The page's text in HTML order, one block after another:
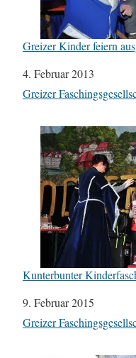
Greizer Kinder feiern
Datum
4. Februar 2013
In Bezug auf
Greizer
Kunterbunter
Datum
9. Februar 2015
In Bezug auf
Greizer